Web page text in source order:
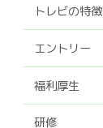
トレビの特徴
エントリー
福利厚生
研修